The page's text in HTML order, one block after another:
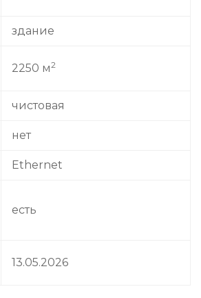
здание
2250 м2
чистовая
нет
Ethernet
есть
13.05.2026